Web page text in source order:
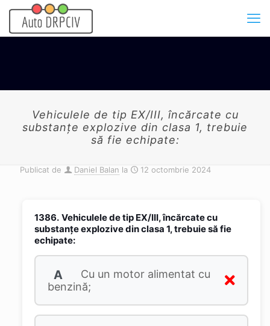
Vehiculele de tip EX/III, încărcate cu
substanţe explozive din clasa 1, trebuie
să fie echipate:
Publicat de Daniel Balan la 12 octombrie 2024
1386. Vehiculele de tip EX/III, încărcate cu
substanţe explozive din clasa 1, trebuie să fie
echipate:
A
Cu un motor alimentat cu
benzină;